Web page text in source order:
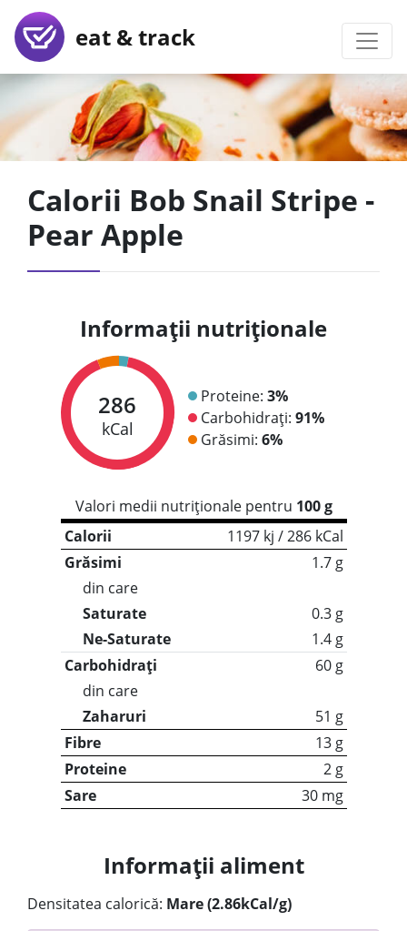
eat & track
Calorii Bob Snail Stripe -
Pear Apple
Informații nutriționale
286
kCal
Proteine: 3%
Carbohidrați: 91%
Grăsimi: 6%
Valori medii nutriționale pentru 100 g
Calorii
1197 kj / 286 kCal
Grăsimi
1.7 g
din care
Saturate
0.3 g
Ne-Saturate
1.4 g
Carbohidrați
60 g
din care
Zaharuri
51 g
Fibre
13 g
Proteine
2 g
Sare
30 mg
Informații aliment
Densitatea calorică: Mare (2.86kCal/g)